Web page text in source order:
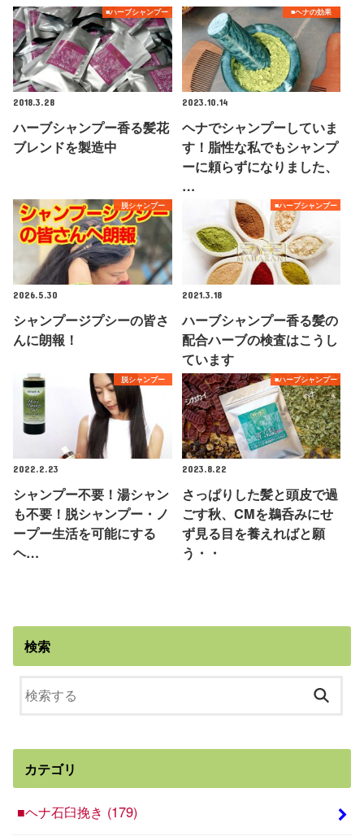
■ハーブシャンプー
2018.3.28
ハーブシャンプー香る髪花
ブレンドを製造中
■ヘナの効果
2023.10.14
ヘナでシャンプーしていま
す！脂性な私でもシャンプ
ーに頼らずになりました、
…
脱シャンプー
2026.5.30
シャンプージプシーの皆さ
んに朗報！
■ハーブシャンプー
2021.3.18
ハーブシャンプー香る髪の
配合ハーブの検査はこうし
ています
脱シャンプー
2022.2.23
シャンプー不要！湯シャン
も不要！脱シャンプー・ノ
ープー生活を可能にする
ヘ…
■ハーブシャンプー
2023.8.22
さっぱりした髪と頭皮で過
ごす秋、CMを鵜呑みにせ
ず見る目を養えればと願
う・・
検索
カテゴリ
■ヘナ石臼挽き (179)